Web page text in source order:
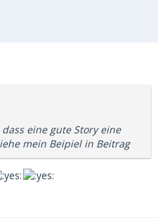
eine gute Story eine
mein Beipiel in Beitrag